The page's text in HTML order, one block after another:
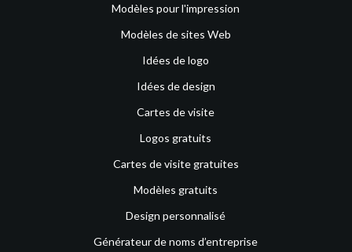
Modèles pour l'impression
Modèles de sites Web
Idées de logo
Idées de design
Cartes de visite
Logos gratuits
Cartes de visite gratuites
Modèles gratuits
Design personnalisé
Générateur de noms d’entreprise